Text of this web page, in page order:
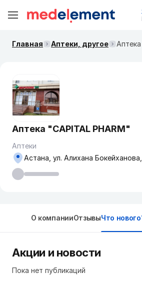
Главная Аптеки, другое
Аптека "CAPITAL PHARM"
Аптеки
Астана, ул. Алихана
О компанииОтзывыЧто
Акции и новости
Пока нет публикаций